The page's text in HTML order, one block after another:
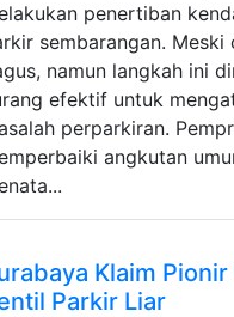
penertiban
sembarangan. Meski
namun langkah ini
efektif untuk
perparkiran.
angkutan
Klaim
Parkir Liar